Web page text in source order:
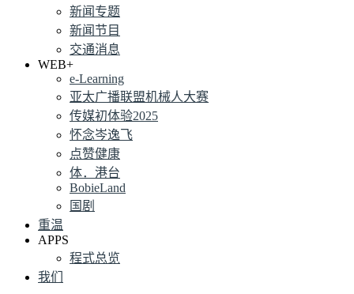
新闻专题
新闻节目
交通消息
WEB+
e-Learning
亚太广播联盟机械人大赛
传媒初体验2025
怀念岑逸飞
点赞健康
体．港台
BobieLand
国剧
重温
APPS
程式总览
我们